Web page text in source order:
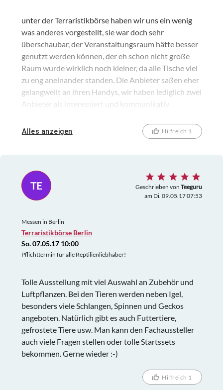
unter der Terraristikbörse haben wir uns ein wenig
was anderes vorgestellt, sie war doch sehr
überschaubar, der Veranstaltungsraum hätte besser
genutzt werden können, der eh schon nicht große
Raum wurde wirklich noch kleiner, da alle Tische viel
zu eng aneinander standen. Die Anbieter saßen eher
gelangweilt an ihren Handys, wir haben lediglich zwei
Anbieter als interessiert und kommunikativ
Insekten, Echsen, Schildkröten und das Zubehör
anzusehen, zu den zwei gewonnen Tickets hatten wir
uns vorher im Internet Videos und Bilder der Börsen
aus Berlin und Bremen angekuckt, da war aber alles
wesentlich weitläufiger, leider kein Vergleich, daher
nur am Equipment interessiert ist, ist diese Börse
sicher was, denn davon gab es genug Stände.
Alles anzeigen Hilfreich 1
TE Geschrieben von Teeguru
am Di. 09.05.17 07:53
Messen in Berlin
Terraristikbörse Berlin
So. 07.05.17 10:00
Pflichttermin für alle Reptilienliebhaber!
Tolle Ausstellung mit viel Auswahl an Zubehör und
Luftpflanzen. Bei den Tieren werden neben Igel,
besonders viele Schlangen, Spinnen und Geckos
angeboten. Natürlich gibt es auch Futtertiere,
gefrostete Tiere usw. Man kann den Fachaussteller
auch viele Fragen stellen oder tolle Startssets
bekommen. Gerne wieder :-)
Hilfreich 1